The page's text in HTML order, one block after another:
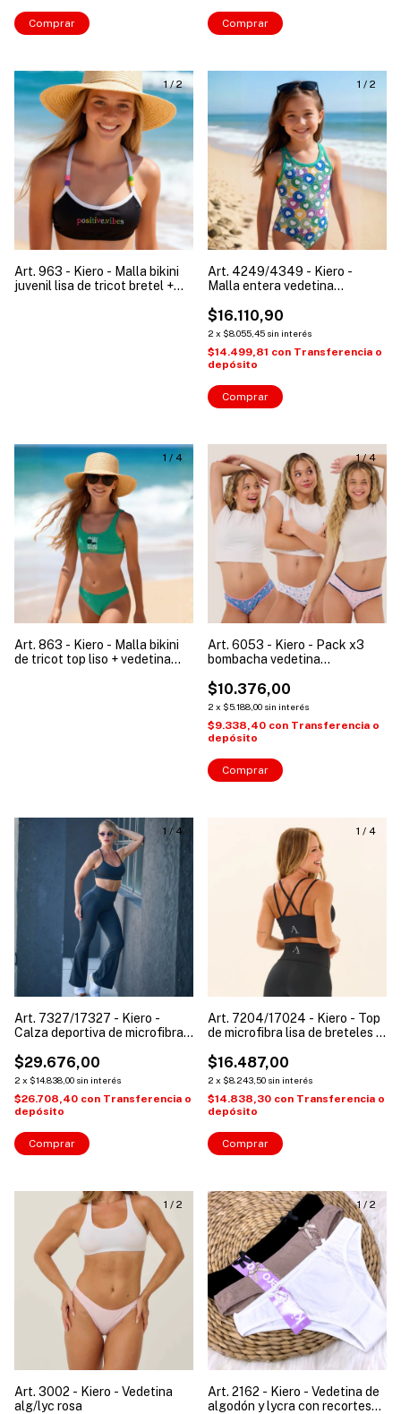
Comprar Comprar
1/2
Art. 963 - Kiero - Malla bikini
juvenil lisa de tricot bretel +
1 / 2
Art. 4249/4349 - Kiero -
Malla entera vedetina
tricot niña
$16.110,90
2 x $8.055,45 sin interés
$14.499,81 con Transferencia o
depósito
Comprar
1 / 4
Art. 863 - Kiero - Malla bikini
de tricot top liso + vedetina
1/4
Art. 6053 - Kiero - Pack x3
bombacha vedetina
juvenil
$10.376,00
2 x $5.188,00 sin interés
$9.338,40 con Transferencia o
depósito
Comprar
1 / 4
Art. 7327/17327 - Kiero -
Calza deportiva de microfibra
$29.676,00
2 x $14.838,00 sin interés
$26.708,40 con Transferencia o
depósito
Comprar
1 / 4
Art. 7204/17024 - Kiero - Top
de microfibra lisa de breteles y
$16.487,00
2 x $8.243,50 sin interés
$14.838,30 con Transferencia o
depósito
Comprar
1 / 2
Art. 3002 - Kiero - Vedetina
alg/lyc rosa
1 / 2
Art. 2162 - Kiero - Vedetina de
algodón y lycra con recortes